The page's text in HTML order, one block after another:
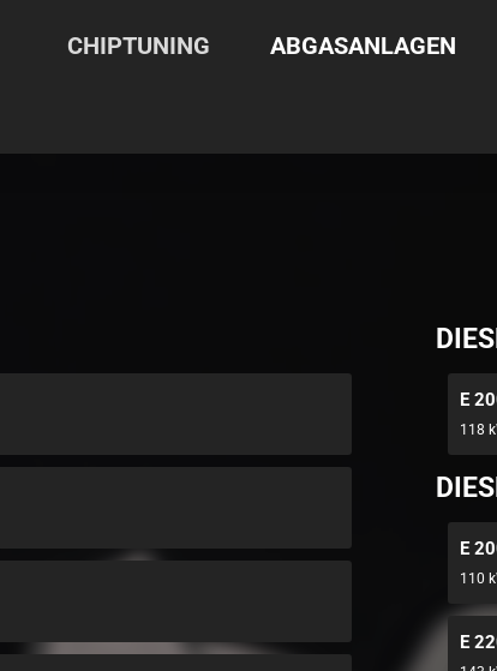
CHIPTUNING ABGASANLAGEN
E
118
E
110
E